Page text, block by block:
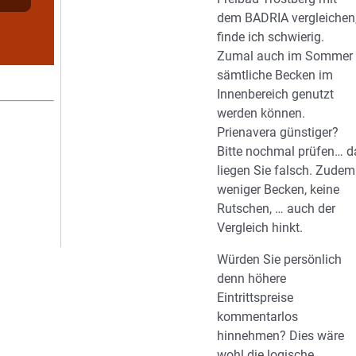
dem BADRIA
finde ich schwierig.
Zumal auch im Sommer
sämtliche Becken im
Innenbereich genutzt
werden können.
Prienavera günstiger?
Bitte nochmal prüfen…
liegen Sie falsch. Zudem
weniger Becken, keine
Rutschen, … auch der
Vergleich hinkt.
Würden Sie persönlich
denn höhere
Eintrittspreise
kommentarlos
hinnehmen? Dies wäre